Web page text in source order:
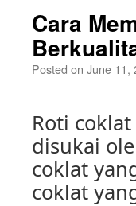
Cara
Posted on June 11,
Roti
disukai
coklat
coklat